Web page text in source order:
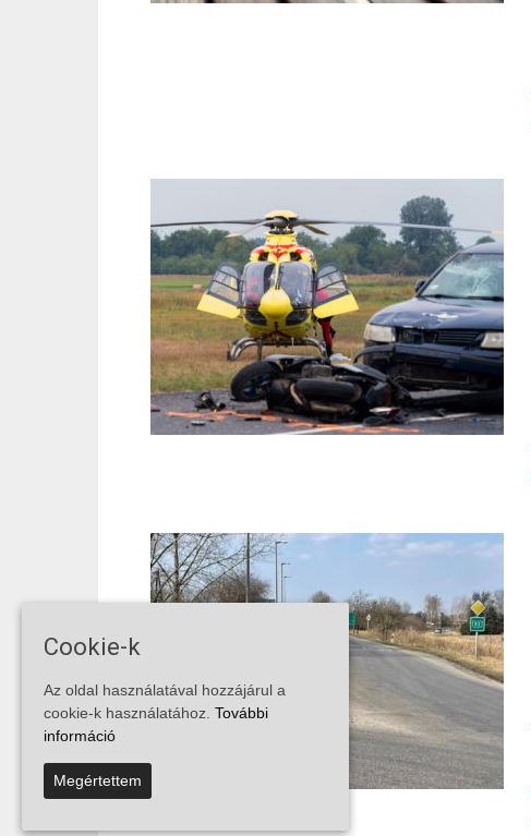
Cookie-k
Az oldal használatával hozzájárul a
cookie-k használatához. További
információ
Megértettem